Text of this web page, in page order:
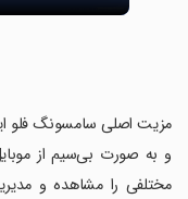
‏مزیت اصلی سامسونگ فلو
مختلفی را مشاهده و